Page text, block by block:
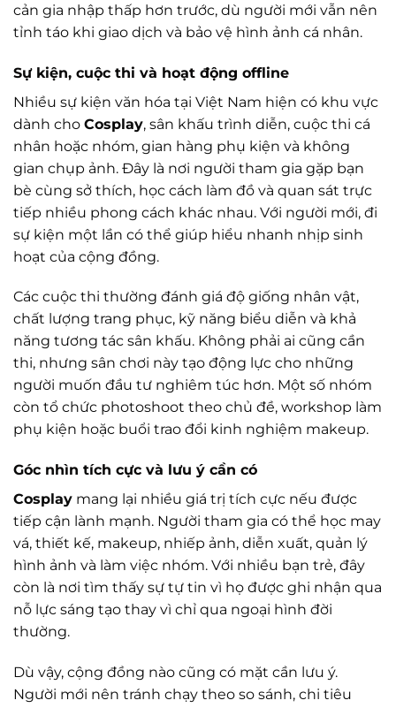
cản gia nhập thấp hơn trước, dù người mới vẫn nên
tỉnh táo khi giao dịch và bảo vệ hình ảnh cá nhân.
Sự kiện, cuộc thi và hoạt động offline
Nhiều sự kiện văn hóa tại Việt Nam hiện có khu vực
dành cho Cosplay, sân khấu trình diễn, cuộc thi cá
nhân hoặc nhóm, gian hàng phụ kiện và không
gian chụp ảnh. Đây là nơi người tham gia gặp bạn
bè cùng sở thích, học cách làm đồ và quan sát trực
tiếp nhiều phong cách khác nhau. Với người mới, đi
sự kiện một lần có thể giúp hiểu nhanh nhịp sinh
hoạt của cộng đồng.
Các cuộc thi thường đánh giá độ giống nhân vật,
chất lượng trang phục, kỹ năng biểu diễn và khả
năng tương tác sân khấu. Không phải ai cũng cần
thi, nhưng sân chơi này tạo động lực cho những
người muốn đầu tư nghiêm túc hơn. Một số nhóm
còn tổ chức photoshoot theo chủ đề, workshop làm
phụ kiện hoặc buổi trao đổi kinh nghiệm makeup.
Góc nhìn tích cực và lưu ý cần có
Cosplay mang lại nhiều giá trị tích cực nếu được
tiếp cận lành mạnh. Người tham gia có thể học may
vá, thiết kế, makeup, nhiếp ảnh, diễn xuất, quản lý
hình ảnh và làm việc nhóm. Với nhiều bạn trẻ, đây
còn là nơi tìm thấy sự tự tin vì họ được ghi nhận qua
nỗ lực sáng tạo thay vì chỉ qua ngoại hình đời
thường.
Dù vậy, cộng đồng nào cũng có mặt cần lưu ý.
Người mới nên tránh chạy theo so sánh, chi tiêu